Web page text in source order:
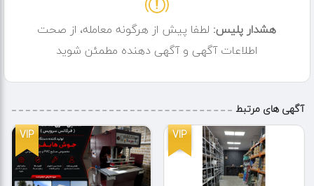
هشدار پلیس: لطفا پیش از هرگونه معامله، از صحت
اطلاعات آگهی و آگهی دهنده مطمئن شوید
آگهی های مرتبط
VIP
VIP